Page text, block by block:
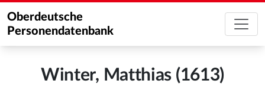
Oberdeutsche
Personendatenbank
Winter, Matthias (1613)